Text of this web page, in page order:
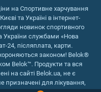
на Спортивне харчування
та Україні в інтернет-
новинок спортивного
України службами «Нова
24, післяплата, карти.
законом! Belok®
Belok™. Продукти та вся
на сайті Belok.ua, не є
призначені для лікування,